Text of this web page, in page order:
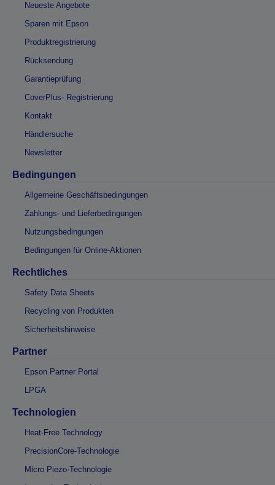
Neueste Angebote
Sparen mit Epson
Produktregistrierung
Rücksendung
Garantieprüfung
CoverPlus- Registrierung
Kontakt
Händlersuche
Newsletter
Bedingungen
Allgemeine Geschäftsbedingungen
Zahlungs- und Lieferbedingungen
Nutzungsbedingungen
Bedingungen für Online-Aktionen
Rechtliches
Safety Data Sheets
Recycling von Produkten
Sicherheitshinweise
Partner
Epson Partner Portal
LPGA
Technologien
Heat-Free Technology
PrecisionCore-Technologie
Micro Piezo-Technologie